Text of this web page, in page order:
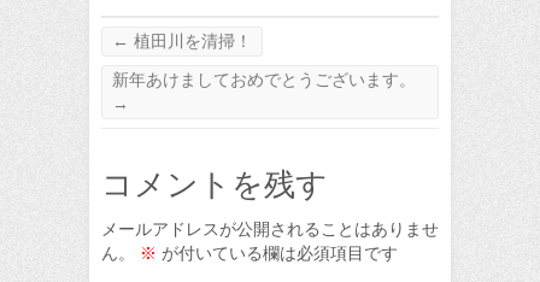
← 植田川を清掃！
新年あけましておめでとうございます。
→
コメントを残す
メールアドレスが公開されることはありませ
ん。
※ が付いている欄は必須項目です